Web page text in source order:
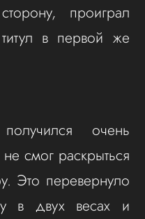
проиграл
в первой же
очень
смог раскрыться
Это перевернуло
в двух весах и